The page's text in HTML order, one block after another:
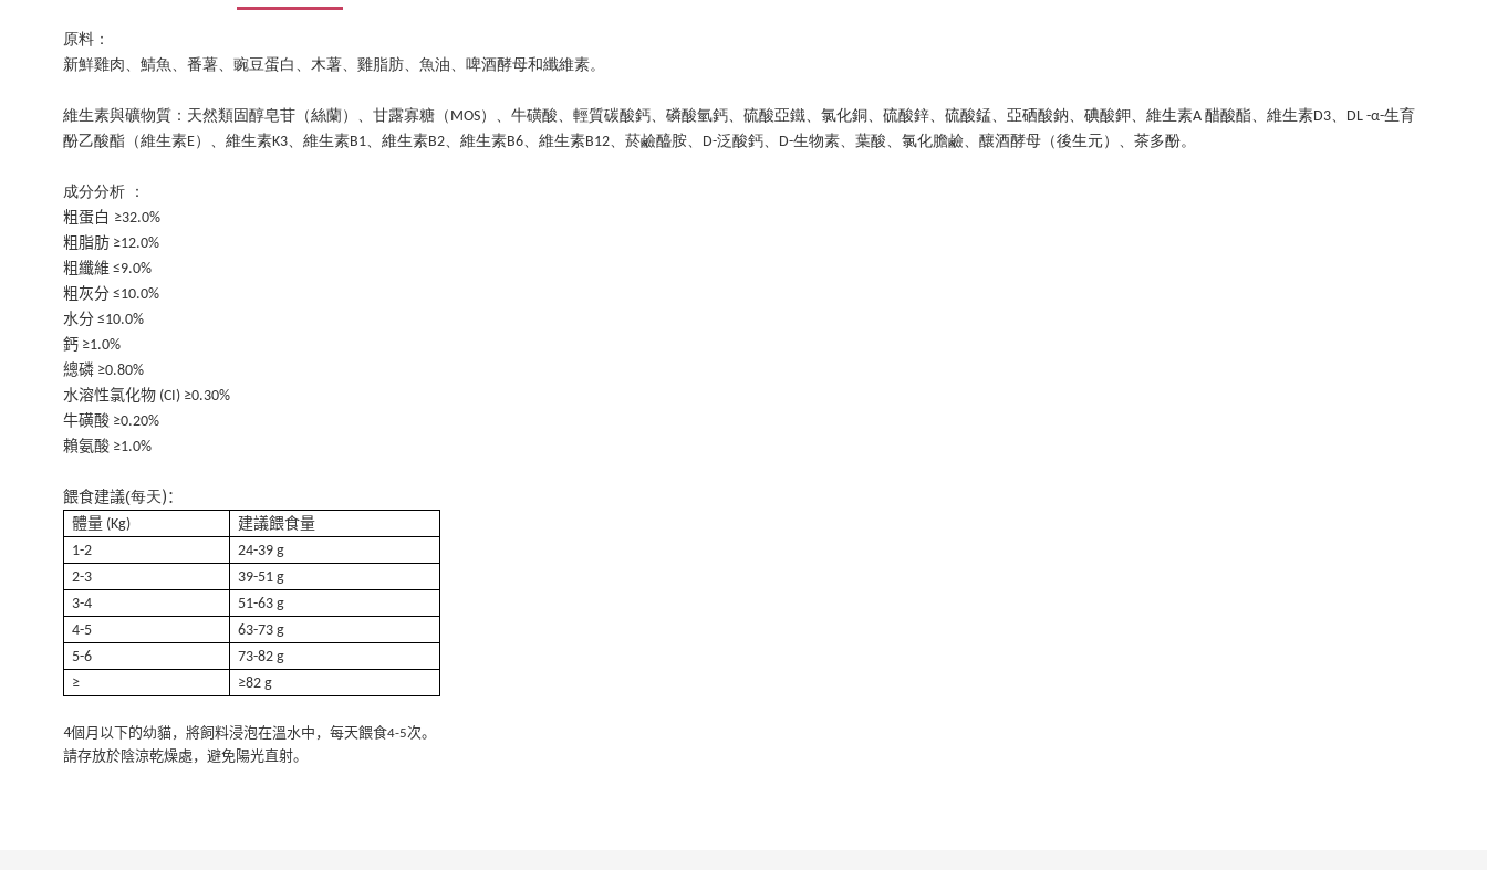
原料：
新鮮雞肉、鯖魚、番薯、豌豆蛋白、木薯、雞脂肪、魚油、啤酒酵母和纖維素。
維生素與礦物質：天然類固醇皂苷（絲蘭）、甘露寡糖（ MOS）、牛磺酸、輕質碳酸鈣、磷酸氫鈣、硫酸亞鐵、氯化銅、硫酸鋅、硫酸錳、亞硒酸鈉、碘酸鉀、維生素A 醋酸酯、維生素D3 DL -α-生育
酚乙酸酯（維生素E）、維生素K3 、維生素B1 、維生素B2 、維生素B6 、維生素B12 、菸鹼醯胺、 D-泛酸鈣、 D-生物素、葉酸、氯化膽鹼、釀酒酵母（後生元）、茶多酚。
成分分析
：
粗蛋白 ≥32.0%
粗脂肪 ≥12.0%
粗纖維 ≤9.0%
粗灰分 ≤10.0%
水分 ≤10.0%
鈣 ≥1.0%
總磷 ≥0.80%
水溶性氯化物 (CI) ≥0.30%
牛磺酸 ≥0.20%
賴氨酸 ≥1.0%
餵食建議(每天)：
體量 (Kg) 建議餵食量
1-2 24-39 g
2-3
39-51 g
3-4
51-63 g
4-5
63-73 g
5-6
73-82 g
≥
≥82 g
4個月以下的幼貓，將飼料浸泡在溫水中，每天餵食4-5次。
請存放於陰涼乾燥處，避免陽光直射。